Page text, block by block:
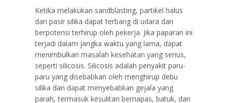
Ketika melakukan sandblasting, partikel halus
dari pasir silika dapat terbang di udara dan
berpotensi terhirup oleh pekerja. Jika paparan ini
terjadi dalam jangka waktu yang lama, dapat
menimbulkan masalah kesehatan yang serius,
seperti silicosis. Silicosis adalah penyakit paru-
paru yang disebabkan oleh menghirup debu
silika dan dapat menyebabkan gejala yang
parah, termasuk kesulitan bernapas, batuk, dan